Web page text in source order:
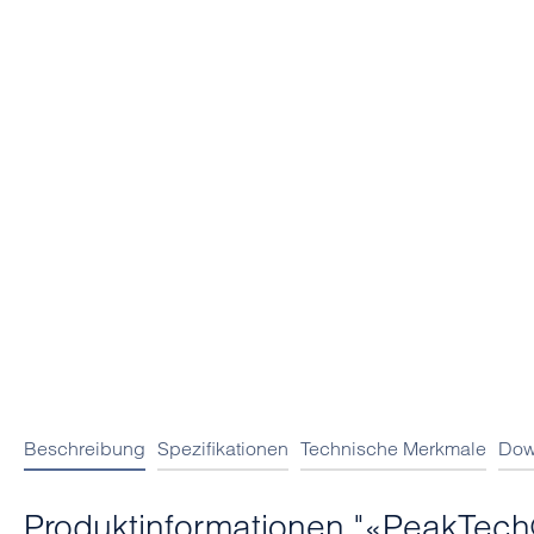
Beschreibung Spezifikationen Technische Merkmale